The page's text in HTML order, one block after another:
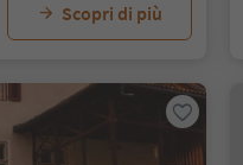
Scopri di più